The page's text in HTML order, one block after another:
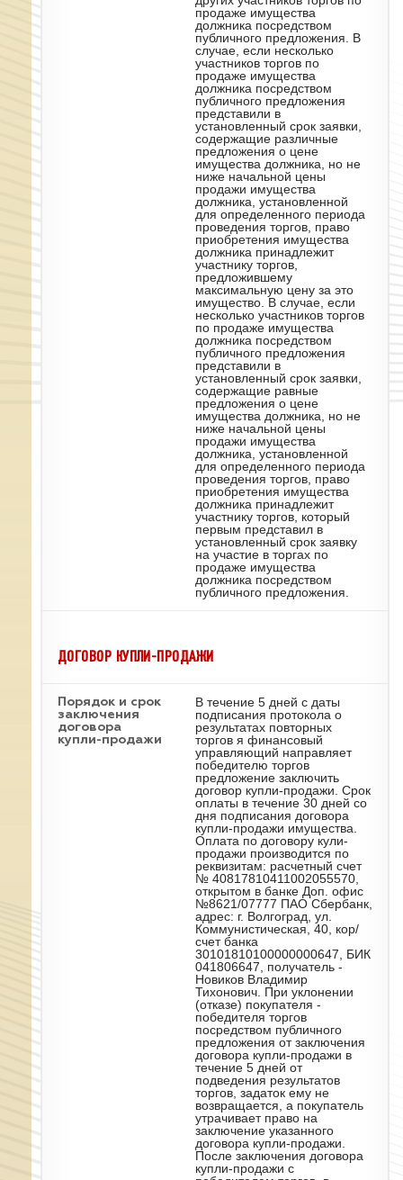
продаже имущества
должника посредством
публичного предложения. В
случае, если несколько
участников торгов по
продаже имущества
должника посредством
публичного предложения
представили в
установленный срок заявки,
содержащие различные
предложения о цене
имущества должника, но не
ниже начальной цены
продажи имущества
должника, установленной
для определенного периода
проведения торгов, право
приобретения имущества
должника принадлежит
участнику торгов,
предложившему
максимальную цену за это
имущество. В случае, если
несколько участников торгов
по продаже имущества
должника посредством
публичного предложения
представили в
установленный срок заявки,
содержащие равные
предложения о цене
имущества должника, но не
ниже начальной цены
продажи имущества
должника, установленной
для определенного периода
проведения торгов, право
приобретения имущества
должника принадлежит
участнику торгов, который
первым представил в
установленный срок заявку
на участие в торгах по
продаже имущества
должника посредством
публичного предложения.
ДОГОВОР КУПЛИ-ПРОДАЖИ
Порядок и срок
заключения
договора
купли-продажи
В течение 5 дней с даты
подписания протокола о
результатах повторных
торгов я финансовый
управляющий направляет
победителю торгов
предложение заключить
договор купли-продажи. Срок
оплаты в течение 30 дней со
дня подписания договора
купли-продажи имущества.
Оплата по договору кули-
продажи производится по
реквизитам: расчетный счет
№ 40817810411002055570,
открытом в банке Доп. офис
№8621/07777 ПАО Сбербанк,
адрес: г. Волгоград, ул.
Коммунистическая, 40, кор/
счет банка
30101810100000000647, БИК
041806647, получатель -
Новиков Владимир
Тихонович. При уклонении
(отказе) покупателя -
победителя торгов
посредством публичного
предложения от заключения
договора купли-продажи в
течение 5 дней от
подведения результатов
торгов, задаток ему не
возвращается, а покупатель
утрачивает право на
заключение указанного
договора купли-продажи.
После заключения договора
купли-продажи с